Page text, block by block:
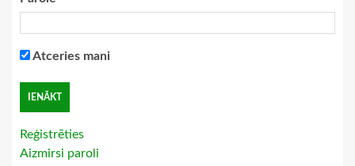
Atceries mani
Reģistrēties
Aizmirsi paroli